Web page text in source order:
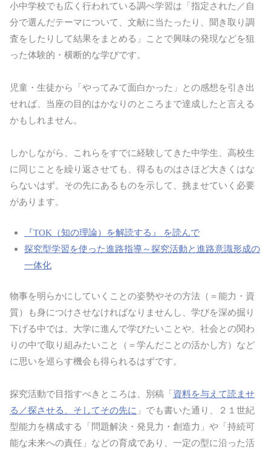
小中学校でも広く行われている調べ学習は「指定された／自
分で選んだテーマについて、文献に当たったり、聞き取り調
査をしたりして結果をまとめる」ことで興味の発現などを狙
った体験的・横断的な学びです。
児童・生徒から「やってみて面白かった」との感想を引き出
せれば、当座の目的はかなりのところまで達成したと言える
かもしれません。
しかしながら、これらをすでに経験してきた中学生、高校生
に同じことを繰り返させても、得るものはさほど大きくはな
らないはず。その先にあるものを示して、挑ませていく必要
があります。
『TOK（知の理論）を解読する』 を読んで
探究型学習を使った進路指導～探究活動と進路意識形成の
一体化
物事を明らかにしていくことの姿勢やその方法（＝能力・資
質）も身につけさせなければなりませんし、学びを深め掘り
下げる中では、大学に進んで学びたいことや、社会との関わ
りの中で取り組みたいこと（＝学んだことの活かし方）など
に思いを巡らす機会も得られるはずです。
探究活動で目指すべきところは、別稿「資料を与えて読ませ
る／探させる、そしてその先に 」でも書いた通り、２１世紀
型能力を構成する「問題解決・発見力・創造力」や「持続可
能な未来への責任」などの育成であり、一定の型に沿った活